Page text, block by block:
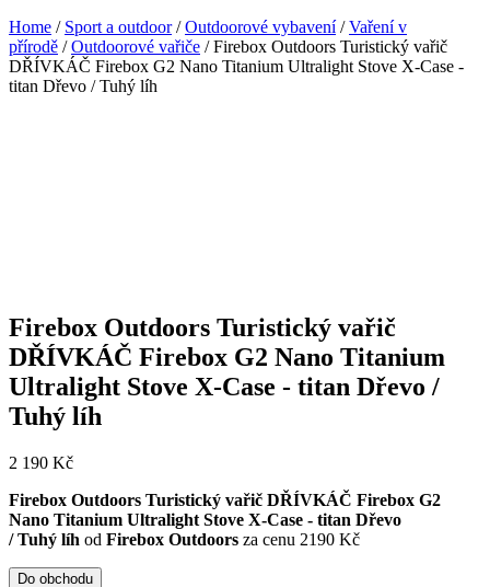
Home / Sport a outdoor/Outdoorové vybavení/Vaření v
přírodě /Outdoorové vařiče / Firebox Outdoors Turistický vařič
DŘÍVKÁČ Firebox G2 Nano Titanium Ultralight Stove X-Case -
titan Dřevo / Tuhý líh
Firebox Outdoors Turistický vařič
DŘÍVKÁČ Firebox G2 Nano Titanium
Ultralight Stove X-Case - titan Dřevo /
Tuhý líh
2 190 Kč
Firebox Outdoors Turistický vařič DŘÍVKÁČ Firebox G2
Nano Titanium Ultralight Stove X-Case - titan Dřevo
/ Tuhý líh od Firebox Outdoors za cenu 2190 Kč
Do obchodu